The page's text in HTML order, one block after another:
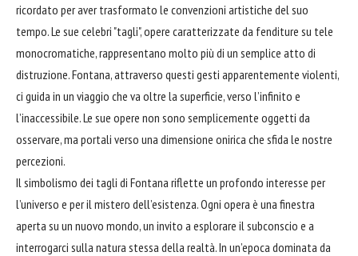
ricordato per aver trasformato le convenzioni artistiche del suo
tempo. Le sue celebri "tagli", opere caratterizzate da fenditure su tele
monocromatiche, rappresentano molto più di un semplice atto di
distruzione. Fontana, attraverso questi gesti apparentemente violenti,
ci guida in un viaggio che va oltre la superficie, verso l’infinito e
l’inaccessibile. Le sue opere non sono semplicemente oggetti da
osservare, ma portali verso una dimensione onirica che sfida le nostre
percezioni.
Il simbolismo dei tagli di Fontana riflette un profondo interesse per
l’universo e per il mistero dell’esistenza. Ogni opera è una finestra
aperta su un nuovo mondo, un invito a esplorare il subconscio e a
interrogarci sulla natura stessa della realtà. In un’epoca dominata da